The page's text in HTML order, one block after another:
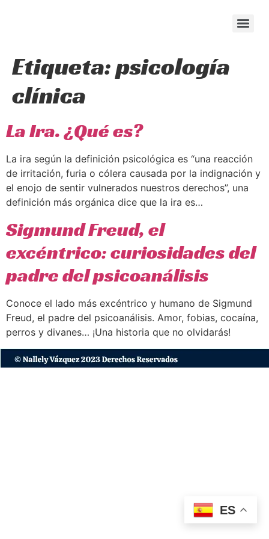
Etiqueta:psicología
clínica
La Ira. ¿Qué es?
La ira según la definición psicológica es “una reacción
de irritación, furia o cólera causada por la indignación y
el enojo de sentir vulnerados nuestros derechos”, una
definición más orgánica dice que la ira es…
Sigmund Freud, el
excéntrico: curiosidades del
padre del psicoanálisis
Conoce el lado más excéntrico y humano de Sigmund
Freud, el padre del psicoanálisis. Amor, fobias, cocaína,
perros y divanes… ¡Una historia que no olvidarás!
ES